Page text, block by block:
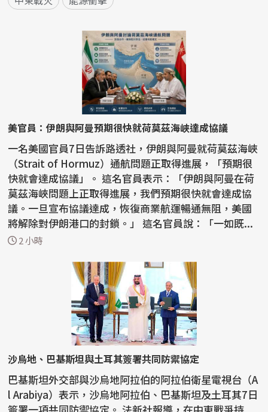
美官員：伊朗與阿曼預期很快就荷莫茲海峽達成協議
一名美國官員7日告訴路透社，伊朗與阿曼就荷莫茲海峽
（Strait of Hormuz）通航問題正取得進展，「預期很
快就會達成協議」。 這名官員表示：「伊朗與阿曼在荷
莫茲海峽問題上正取得進展，我們預期很快就會達成協
議。一旦宣布協議達成，恢復商業航運暢通無阻，美國
將解除對伊朗港口的封鎖。」 這名官員說：「一如既...
2 小時
沙烏地、巴基斯坦與土耳其簽署共同防禦協定
巴基斯坦外交部與沙烏地阿拉伯的阿拉伯衛星電視台（A
l Arabiya）表示，沙烏地阿拉伯、巴基斯坦及土耳其7日